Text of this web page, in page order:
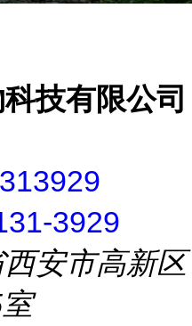
技有限公司
3929
安市高新区